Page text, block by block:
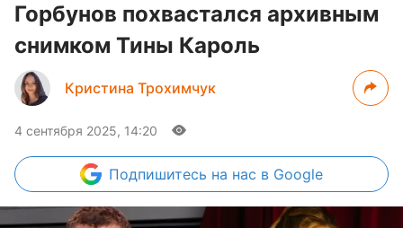
Горбунов похвастался архивным
снимком Тины Кароль
Кристина Трохимчук
4 сентября 2025, 14:20
Подпишитесь на нас в Google